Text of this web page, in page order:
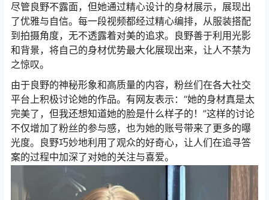
尽管良野不露面，但她通过精心设计的身材展示，展现出
了优雅与自信。每一段视频都经过精心编排，从服装搭配
到拍摄角度，无不透露着对美的追求。良野善于利用光影
和背景，将自己的身材优势最大化展现出来，让人不禁为
之惊叹。
由于良野的神秘形象和高质量的内容，粉丝们在各大社交
平台上积极讨论她的作品。有网友表示：“她的身材真是太
完美了，但我还想知道她的脸是什么样子的！”这样的讨论
不仅增加了粉丝的参与感，也为她的账号带来了更多的曝
光度。良野巧妙地利用了观众的好奇心，让人们在追寻答
案的过程中加深了对她的关注与喜爱。